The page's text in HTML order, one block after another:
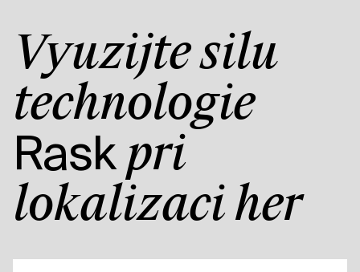
Využijte sílu
technologie
Rask při
lokalizaci her